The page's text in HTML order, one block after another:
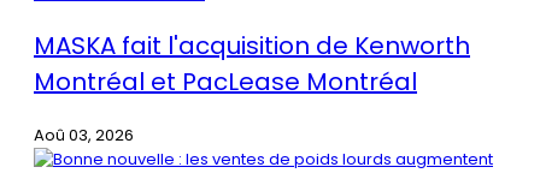
MASKA fait l'acquisition de Kenworth
Montréal et PacLease Montréal
Aoû 03, 2026